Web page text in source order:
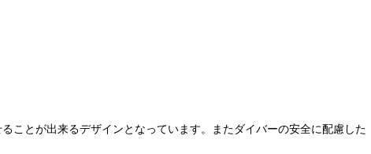
ことが出来るデザインとなっています。またダイバーの安全に配慮した